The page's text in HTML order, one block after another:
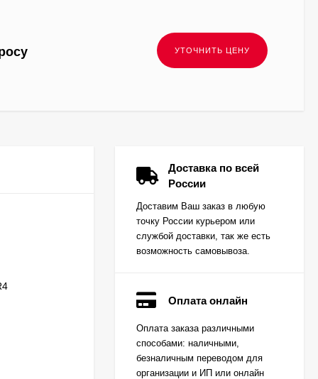
Доставка по всей
России
Доставим Ваш заказ в любую
точку России курьером или
службой доставки, так же есть
возможность самовывоза.
Оплата онлайн
Оплата заказа различными
способами: наличными,
безналичным переводом для
организации и ИП или онлайн
Вкладыш коренной
(0,25) (1шт - 1
половинка) для
двигателей
K15,K21,K25
запросу